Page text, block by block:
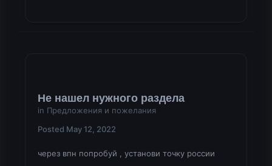
Не нашел нужного раздела
in Предложения и пожелания
Posted May 12, 2022
через впн попробуй , установи точку россии